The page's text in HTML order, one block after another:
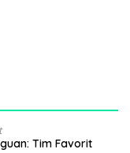
Tim Favorit